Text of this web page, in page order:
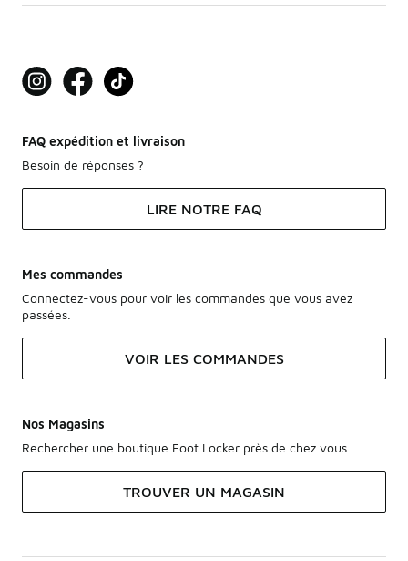
FAQ expédition et livraison
Besoin de réponses ?
LIRE NOTRE FAQ
Mes commandes
Connectez-vous pour voir les commandes que vous avez
passées.
VOIR LES COMMANDES
Nos Magasins
Rechercher une boutique Foot Locker près de chez vous.
TROUVER UN MAGASIN